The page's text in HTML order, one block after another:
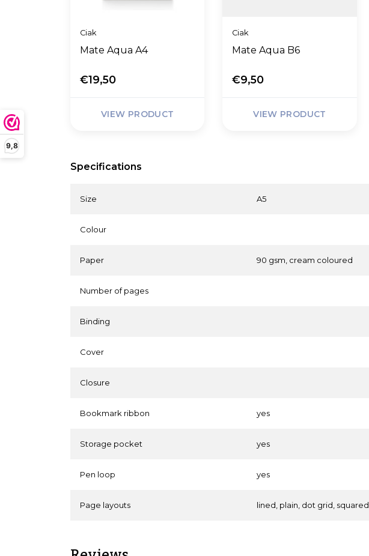
9,8
Specifications
Size A5
Colour
Paper 90 gsm, cream coloured
Number of pages
Binding
Cover
Closure
Bookmark ribbon yes
Storage pocket yes
Pen loop yes
Page layouts lined, plain, dot grid, squared
Ciak
Mate Aqua A4
€19,50
VIEW PRODUCT
Ciak
Mate Aqua B6
€9,50
VIEW PRODUCT